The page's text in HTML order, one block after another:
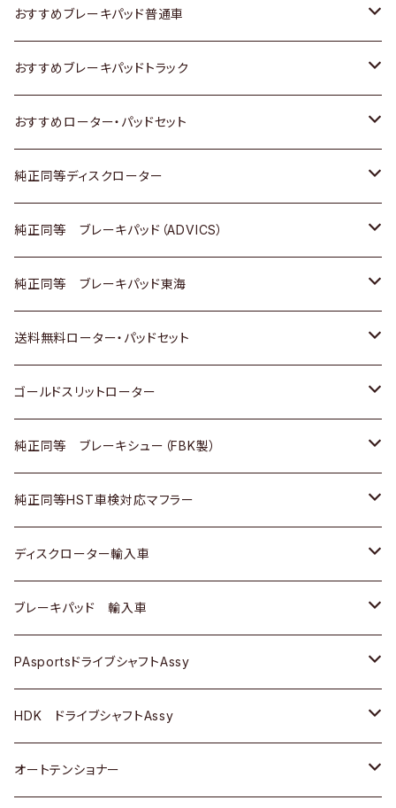
日産
いすゞ
ダイハツ
マツダ
三菱
スバル
日野
三菱ふそう
ＢＭＷ
スズキ
日産
いすゞ
ダイハツ
マツダ
三菱
日野
三菱ふそう
スズキ
日産
いすゞ
ダイハツ
三菱
日野
三菱ふそう
その他
トヨタ
ホンダ
スズキ
日産
ダイハツ
マツダ
三菱
スバル
おすすめブレーキパッド普通車
トヨタ
ホンダ
スズキ
日産
いすゞ
ダイハツ
マツダ
三菱
スバル
おすすめブレーキパッドトラック
トヨタ
日産
いすゞ
ダイハツ
マツダ
三菱
おすすめローター・パッドセット
トヨタ
ホンダ
スズキ
日産
ダイハツ
マツダ
三菱
スバル
純正同等ディスクローター
トヨタ
ホンダ
スズキ
日産
いすゞ
ダイハツ
マツダ
三菱
スバル
ＢＥＮＺ
純正同等 ブレーキパッド（ADVICS）
トヨタ
ホンダ
スズキ
日産
ダイハツ
マツダ
三菱
スバル
純正同等 ブレーキパッド東海
トヨタ
ホンダ
日産
いすゞ
ダイハツ
マツダ
三菱
スバル
送料無料ローター・パッドセット
トヨタ
ホンダ
スズキ
日産
ダイハツ
マツダ
三菱
スバル
ゴールドスリットローター
トヨタ
ホンダ
スズキ
日産
ダイハツ
マツダ
三菱
純正同等 ブレーキシュー（FBK製）
ホンダ
スズキ
日産
ダイハツ
マツダ
三菱
純正同等HST車検対応マフラー
トヨタ
ホンダ
スズキ
日産
いすゞ
ディスクローター輸入車
ＡＵＤＩ
ＢＥＮＺ
ＢＭＷ
GOLF
ブレーキパッド 輸入車
ＢＥＮＺ
ＢＭＷ
ＷＡＧＥＮ
PAsportsドライブシャフトAssy
トヨタ
ホンダ
HDK ドライブシャフトAssy
スズキ
オートテンショナー